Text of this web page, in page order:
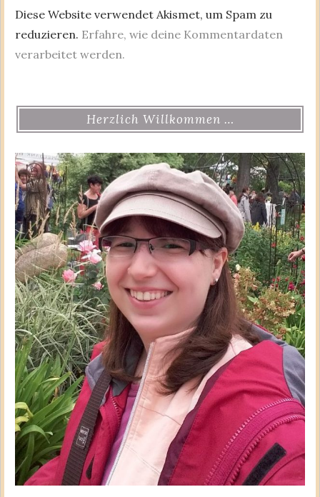
Diese Website verwendet Akismet, um Spam zu
reduzieren. Erfahre, wie deine Kommentardaten
verarbeitet werden.
Herzlich Willkommen …